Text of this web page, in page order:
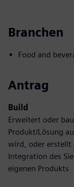
Branchen
Food and
Antrag
Build
Erweitert oder
Produkt/Lösung
wird, oder erstellt
Integration des
eigenen Produkts